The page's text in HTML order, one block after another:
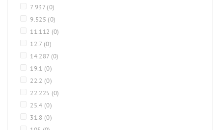
7.937 (0)
9.525 (0)
11.112 (0)
12.7 (0)
14.287 (0)
19.1 (0)
22.2 (0)
22.225 (0)
25.4 (0)
31.8 (0)